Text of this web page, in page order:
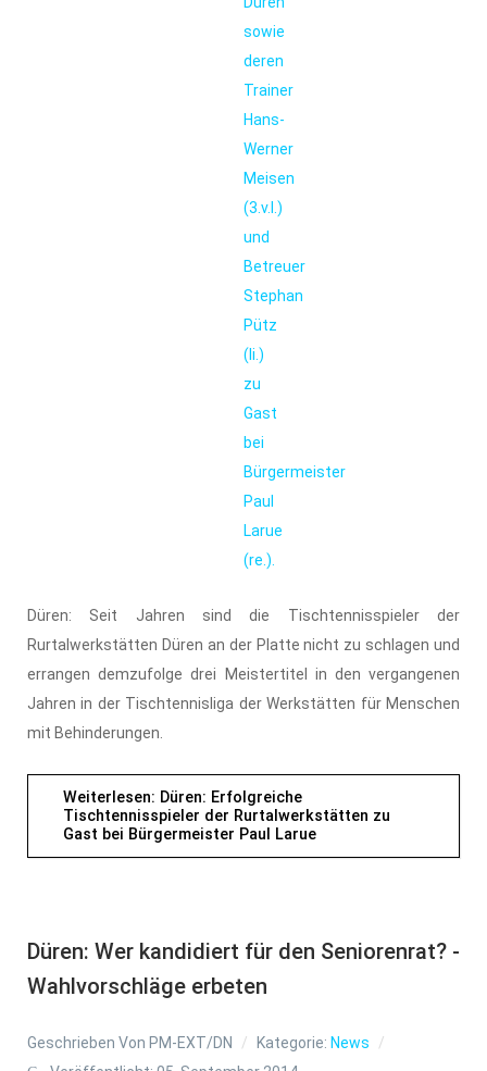
sowie
deren
Trainer
Hans-
Werner
Meisen
(3.v.l.)
und
Betreuer
Stephan
Pütz
(li.)
zu
Gast
bei
Bürgermeister
Paul
Larue
(re.).
Düren: Seit Jahren sind die Tischtennisspieler der
Rurtalwerkstätten Düren an der Platte nicht zu schlagen und
errangen demzufolge drei Meistertitel in den vergangenen
Jahren in der Tischtennisliga der Werkstätten für Menschen
mit Behinderungen.
Weiterlesen: Düren: Erfolgreiche
Tischtennisspieler der Rurtalwerkstätten zu
Gast bei Bürgermeister Paul Larue
Düren: Wer kandidiert für den Seniorenrat? -
Wahlvorschläge erbeten
Geschrieben Von PM-EXT/DN Kategorie: News